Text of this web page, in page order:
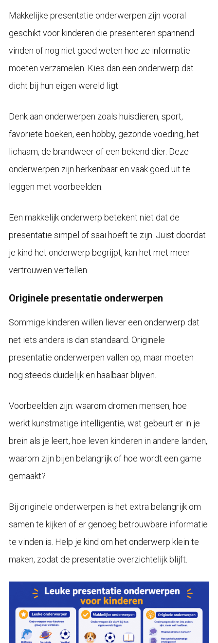
Makkelijke presentatie onderwerpen zijn vooral
geschikt voor kinderen die presenteren spannend
vinden of nog niet goed weten hoe ze informatie
moeten verzamelen. Kies dan een onderwerp dat
dicht bij hun eigen wereld ligt.
Denk aan onderwerpen zoals huisdieren, sport,
favoriete boeken, een hobby, gezonde voeding, het
lichaam, de brandweer of een bekend dier. Deze
onderwerpen zijn herkenbaar en vaak goed uit te
leggen met voorbeelden.
Een makkelijk onderwerp betekent niet dat de
presentatie simpel of saai hoeft te zijn. Juist doordat
je kind het onderwerp begrijpt, kan het met meer
vertrouwen vertellen.
Originele presentatie onderwerpen
Sommige kinderen willen liever een onderwerp dat
net iets anders is dan standaard. Originele
presentatie onderwerpen vallen op, maar moeten
nog steeds duidelijk en haalbaar blijven.
Voorbeelden zijn: waarom dromen mensen, hoe
werkt kunstmatige intelligentie, wat gebeurt er in je
brein als je leert, hoe leven kinderen in andere landen,
waarom zijn bijen belangrijk of hoe wordt een game
gemaakt?
Bij originele onderwerpen is het extra belangrijk om
samen te kijken of er genoeg betrouwbare informatie
te vinden is. Help je kind om het onderwerp klein te
maken, zodat de presentatie overzichtelijk blijft.